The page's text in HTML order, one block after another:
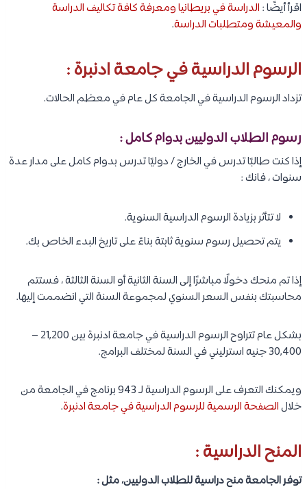
اقرأ أيضًا : الدراسة في بريطانيا ومعرفة كافة تكاليف الدراسة
والمعيشة ومتطلبات الدراسة.
الرسوم الدراسية في جامعة ادنبرة :
تزداد الرسوم الدراسية في الجامعة كل عام في معظم الحالات.
رسوم الطلاب الدوليين بدوام كامل :
إذا كنت طالبًا تدرس في الخارج / دوليًا تدرس بدوام كامل على مدار عدة
سنوات ، فانك :
لا تتأثر بزيادة الرسوم الدراسية السنوية.
يتم تحصيل رسوم سنوية ثابتة بناءً على تاريخ البدء الخاص بك.
إذا تم منحك دخولًا مباشرًا إلى السنة الثانية أو السنة الثالثة ، فستتم
محاسبتك بنفس السعر السنوي لمجموعة السنة التي انضممت إليها.
بشكل عام تتراوح الرسوم الدراسية في جامعة ادنبرة بين 21,200 –
30,400 جنيه استرليني في السنة لمختلف البرامج.
ويمكنك التعرف على الرسوم الدراسية لـ 943 برنامج في الجامعة من
خلالالصفحة الرسمية للرسوم الدراسية في جامعة ادنبرة.
المنح الدراسية :
توفر الجامعة منح دراسية للطلاب الدوليين، مثل :